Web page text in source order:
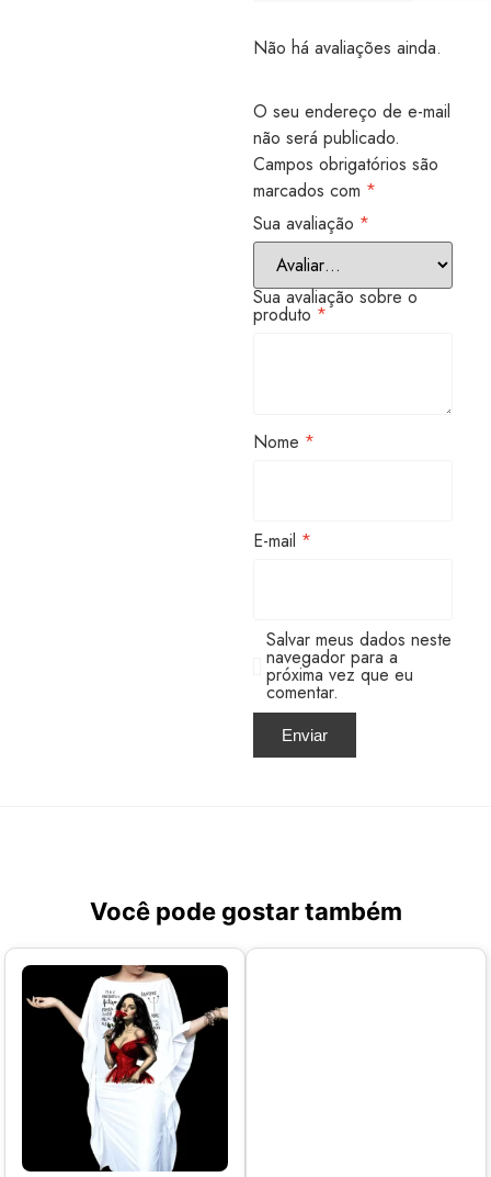
Não há avaliações ainda.
O seu endereço de e-mail
não será publicado.
Campos obrigatórios são
marcados com *
Sua avaliação *
Sua avaliação sobre o
produto *
Nome *
E-mail *
Salvar meus dados neste
navegador para a
próxima vez que eu
comentar.
Você pode gostar também